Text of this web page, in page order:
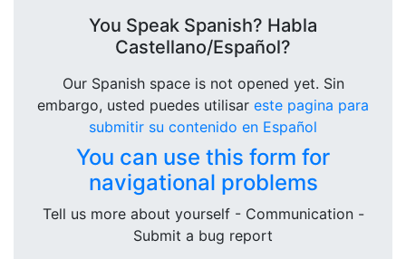
You Speak Spanish? Habla
Castellano/Español?
Our Spanish space is not opened yet. Sin
embargo, usted puedes utilisar este pagina para
submitir su contenido en Español
You can use this form for
navigational problems
Tell us more about yourself - Communication -
Submit a bug report